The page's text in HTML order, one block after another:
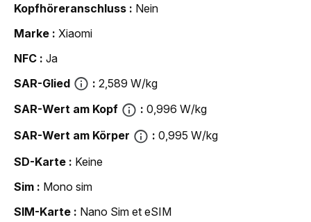
Kopfhöreranschluss
Nein
Marke
Xiaomi
NFC
Ja
SAR-Glied
2,589 W/kg
SAR-Wert am Kopf
0,996 W/kg
SAR-Wert am Körper
0,995 W/kg
SD-Karte
Keine
Sim
Mono sim
SIM-Karte
Nano Sim et eSIM